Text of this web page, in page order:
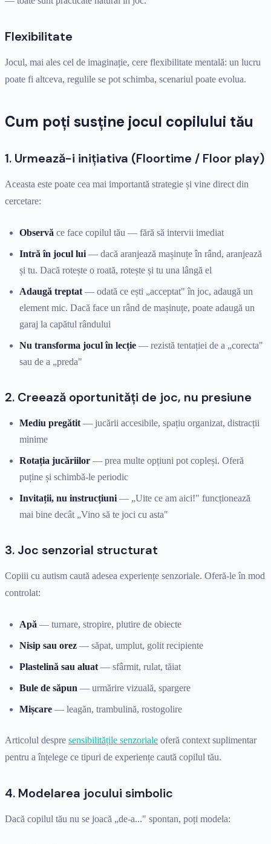
Flexibilitate
Jocul, mai ales cel de imaginație, cere flexibilitate mentală: un lucru
poate fi altceva, regulile se pot schimba, scenariul poate evolua.
Cum poți susține jocul copilului tău
1. Urmează-i inițiativa (Floortime / Floor play)
Aceasta este poate cea mai importantă strategie și vine direct din
cercetare:
Observă ce face copilul tău — fără să intervii imediat
Intră în jocul lui — dacă aranjează mașinuțe în rând, aranjează
și tu. Dacă rotește o roată, rotește și tu una lângă el
Adaugă treptat — odată ce ești „acceptat" în joc, adaugă un
element mic. Dacă face un rând de mașinuțe, poate adaugă un
garaj la capătul rândului
Nu transforma jocul în lecție — rezistă tentației de a „corecta"
sau de a „preda"
2. Creează oportunități de joc, nu presiune
Mediu pregătit — jucării accesibile, spațiu organizat, distracții
minime
Rotația jucăriilor — prea multe opțiuni pot copleși. Oferă
puține și schimbă-le periodic
Invitații, nu instrucțiuni — „Uite ce am aici!" funcționează
mai bine decât „Vino să te joci cu asta"
3. Joc senzorial structurat
Copiii cu autism caută adesea experiențe senzoriale. Oferă-le în mod
controlat:
Apă — turnare, stropire, plutire de obiecte
Nisip sau orez — săpat, umplut, golit recipiente
Plastelină sau aluat — sfârmit, rulat, tăiat
Bule de săpun — urmărire vizuală, spargere
Mișcare — leagăn, trambulină, rostogolire
Articolul despre sensibilitățile senzoriale oferă context suplimentar
pentru a înțelege ce tipuri de experiențe caută copilul tău.
4. Modelarea jocului simbolic
Dacă copilul tău nu se joacă „de-a..." spontan, poți modela: